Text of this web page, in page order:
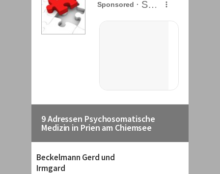
9 Adressen Psychosomatische
Medizin in Prien am Chiemsee
Beckelmann Gerd und
Irmgard